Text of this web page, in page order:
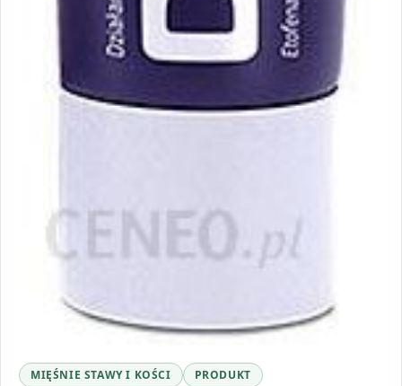
MIĘŚNIE STAWY I KOŚCI PRODUKT